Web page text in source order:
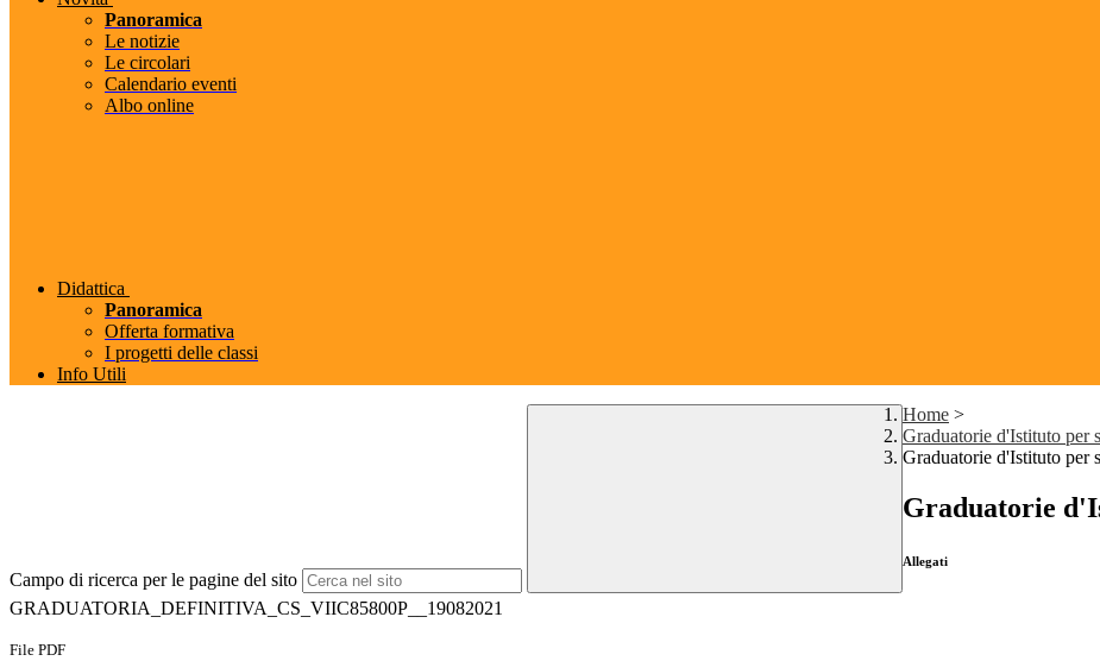
Panoramica
Le notizie
Le circolari
Calendario eventi
Albo online
Didattica
Panoramica
Offerta formativa
I progetti delle classi
Info Utili
Campo di ricerca per le pagine del sito
Home >
Graduatorie d'Istituto
Graduatorie d'Istituto per
Graduatorie
Allegati
GRADUATORIA_DEFINITIVA_CS_VIIC85800P__19082021
File PDF